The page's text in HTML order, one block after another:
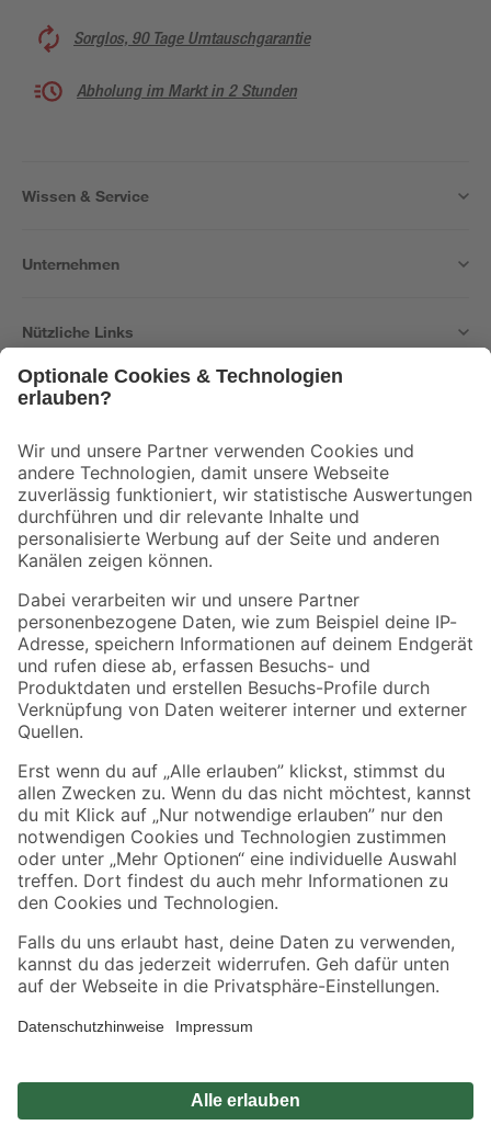
Sorglos, 90 Tage Umtauschgarantie
Abholung im Markt in 2 Stunden
Wissen & Service
Unternehmen
Nützliche Links
Der toom Newsletter: Keine Angebote und Aktionen mehr verpassen!
Zur Newsletter Anmeldung
Folge uns
Zahlungsarten Versandarten
Sicher einkaufen
Jetzt die toom-App herunterladen
Alle Preisangaben in EUR inkl. gesetzl. MwSt.. Die dargestellten Angebote sind unter
Umständen nicht in allen Märkten verfügbar. Die angegebenen Verfügbarkeiten beziehen
Produkte nur solange der Vorrat reicht.
*Paketversand ab 59 € versandkostenfrei, gilt nicht für Artikel mit Speditionsversand, hier
Privatsphäre Impressum